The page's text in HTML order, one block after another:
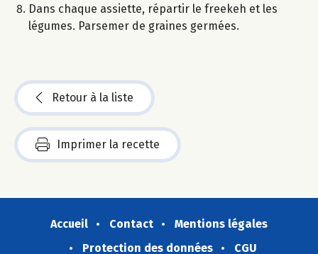
Dans chaque assiette, répartir le freekeh et les
légumes. Parsemer de graines germées.
Retour à la liste
Imprimer la recette
Accueil Contact
Mentions légales
Protection des données
CGU